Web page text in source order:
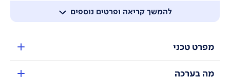
להמשך קריאה ופרטים נוספים
כונן אופטי / קורא כרטיסים
שמע
רמקולים: 3W × 2 מבית HARMAN
מפרט טכני
מה בערכה